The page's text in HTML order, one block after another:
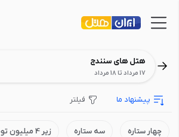
هتل های سنندج
17 مرداد تا 18 مرداد
پیشنهاد ما فیلتر
چهار ستاره سه ستاره زیر 4 میلیون تومان